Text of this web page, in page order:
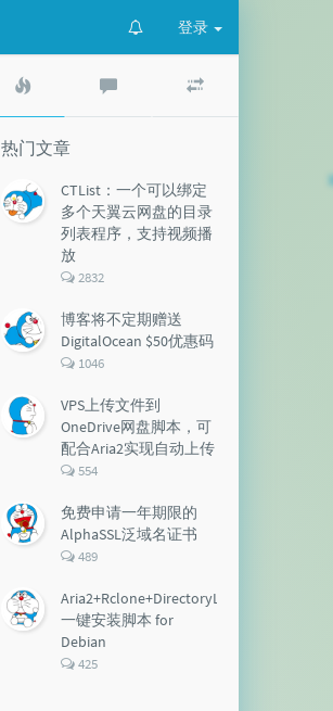
登录
文
章
评
文
热门文章
CTList：一个可以绑定
多个天翼云网盘的目录
列表程序，支持视频播
放
评
数：
2832
博客将不定期赠送
DigitalOcean $50优惠码
评
数：
1046
VPS上传文件到
OneDrive网盘脚本，可
配合Aria2实现自动上传
评
数：
554
免费申请一年期限的
AlphaSSL泛域名证书
评
数：
489
Aria2+Rclone+DirectoryLister+Aria2Ng
一键安装脚本 for
Debian
评
425